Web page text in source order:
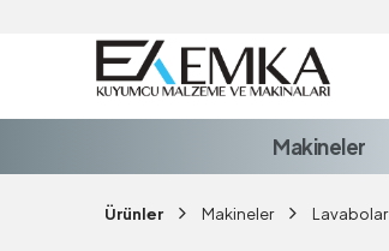
Makineler
Ürünler Makineler Lavabolar